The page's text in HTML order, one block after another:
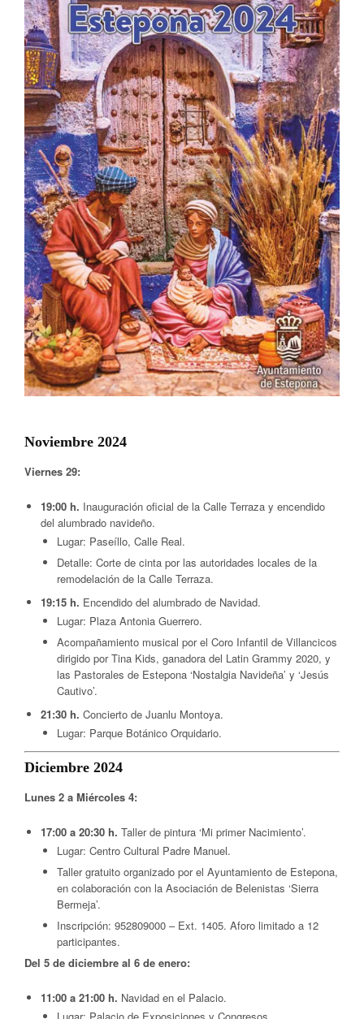
Noviembre 2024
Viernes 29:
19:00 h. Inauguración oficial de la Calle Terraza y encendido
del alumbrado navideño.
Lugar: Paseíllo, Calle Real.
Detalle: Corte de cinta por las autoridades locales de la
remodelación de la Calle Terraza.
19:15 h. Encendido del alumbrado de Navidad.
Lugar: Plaza Antonia Guerrero.
Acompañamiento musical por el Coro Infantil de Villancicos
dirigido por Tina Kids, ganadora del Latin Grammy 2020, y
las Pastorales de Estepona ‘Nostalgia Navideña’ y ‘Jesús
Cautivo’.
21:30 h. Concierto de Juanlu Montoya.
Lugar: Parque Botánico Orquidario.
Diciembre 2024
Lunes 2 a Miércoles 4:
17:00 a 20:30 h. Taller de pintura ‘Mi primer Nacimiento’.
Lugar: Centro Cultural Padre Manuel.
Taller gratuito organizado por el Ayuntamiento de Estepona,
en colaboración con la Asociación de Belenistas ‘Sierra
Bermeja’.
Inscripción: 952809000 – Ext. 1405. Aforo limitado a 12
participantes.
Del 5 de diciembre al 6 de enero:
11:00 a 21:00 h. Navidad en el Palacio.